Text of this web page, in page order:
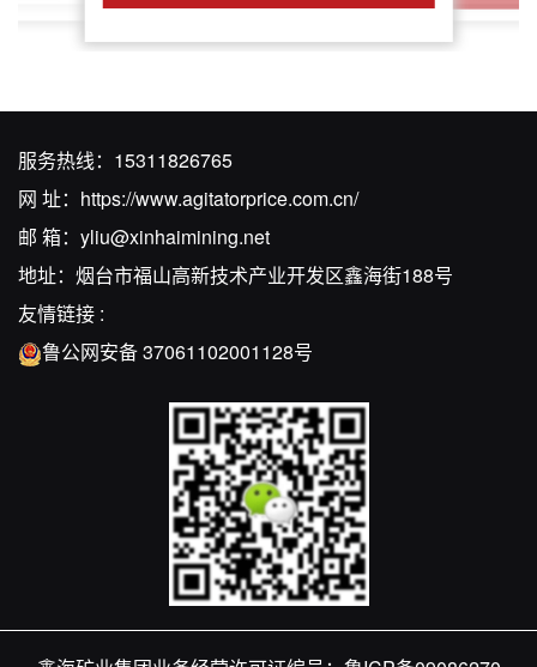
服务热线： 15311826765
网 址： https://www.agitatorprice.com.cn/
邮 箱： yliu@xinhaimining.net
地址：烟台市福山高新技术产业开发区鑫海街188号
友情链接 :
鲁公网安备 37061102001128号